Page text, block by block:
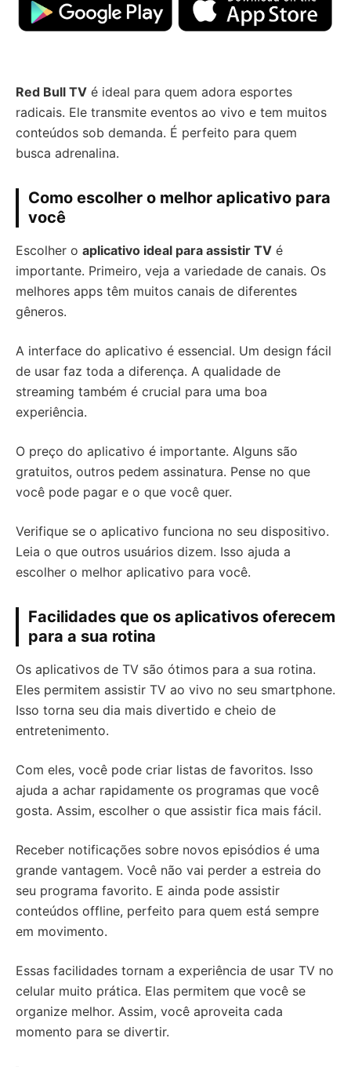
Red Bull TV é ideal para quem adora esportes
radicais. Ele transmite eventos ao vivo e tem muitos
conteúdos sob demanda. É perfeito para quem
busca adrenalina.
Como escolher o melhor aplicativo para
você
Escolher o aplicativo ideal para assistir TV é
importante. Primeiro, veja a variedade de canais. Os
melhores apps têm muitos canais de diferentes
gêneros.
A interface do aplicativo é essencial. Um design fácil
de usar faz toda a diferença. A qualidade de
streaming também é crucial para uma boa
experiência.
O preço do aplicativo é importante. Alguns são
gratuitos, outros pedem assinatura. Pense no que
você pode pagar e o que você quer.
Verifique se o aplicativo funciona no seu dispositivo.
Leia o que outros usuários dizem. Isso ajuda a
escolher o melhor aplicativo para você.
Facilidades que os aplicativos oferecem
para a sua rotina
Os aplicativos de TV são ótimos para a sua rotina.
Eles permitem assistir TV ao vivo no seu smartphone.
Isso torna seu dia mais divertido e cheio de
entretenimento.
Com eles, você pode criar listas de favoritos. Isso
ajuda a achar rapidamente os programas que você
gosta. Assim, escolher o que assistir fica mais fácil.
Receber notificações sobre novos episódios é uma
grande vantagem. Você não vai perder a estreia do
seu programa favorito. E ainda pode assistir
conteúdos offline, perfeito para quem está sempre
em movimento.
Essas facilidades tornam a experiência de usar TV no
celular muito prática. Elas permitem que você se
organize melhor. Assim, você aproveita cada
momento para se divertir.